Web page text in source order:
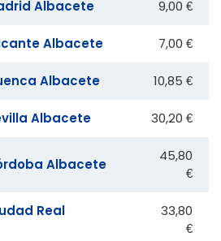
Albacete 9,00 €
Albacete 7,00 €
Albacete 10,85 €
Albacete 30,20 €
Albacete
45,80
€
Real
33,80
€